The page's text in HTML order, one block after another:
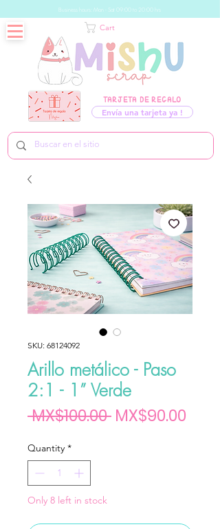
Business hours: Mon - Sat 09:00 to 20:00 hrs
TARJETA DE REGALO
Envía una tarjeta ya !
Cart
SKU: 68124092
Arillo metálico - Paso
2:1 - 1” Verde
MX$100.00 Regular Price
MX$90.00
Quantity *
Only 8 left in stock